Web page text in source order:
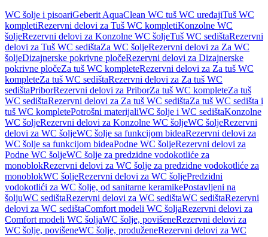
WC šolje i pisoariGeberit AquaClean WC tuš WC uređajiTuš WC
kompletiRezervni delovi za Tuš WC kompletiKonzolne WC
šoljeRezervni delovi za Konzolne WC šoljeTuš WC sedištaRezervni
delovi za Tuš WC sedištaZa WC šoljeRezervni delovi za Za WC
šoljeDizajnerske pokrivne pločeRezervni delovi za Dizajnerske
pokrivne pločeZa tuš WC kompleteRezervni delovi za Za tuš WC
kompleteZa tuš WC sedištaRezervni delovi za Za tuš WC
sedištaPriborRezervni delovi za PriborZa tuš WC kompleteZa tuš
WC sedištaRezervni delovi za Za tuš WC sedištaZa tuš WC sedišta i
tuš WC kompletePotrošni materijaliWC šolje i WC sedištaKonzolne
WC šoljeRezervni delovi za Konzolne WC šoljeWC šoljeRezervni
delovi za WC šoljeWC šolje sa funkcijom bideaRezervni delovi za
WC šolje sa funkcijom bideaPodne WC šoljeRezervni delovi za
Podne WC šoljeWC šolje za predzidne vodokotliće za
monoblokRezervni delovi za WC šolje za predzidne vodokotliće za
monoblokWC šoljeRezervni delovi za WC šoljePredzidni
vodokotlići za WC šolje, od sanitarne keramikePostavljeni na
šoljuWC sedištaRezervni delovi za WC sedištaWC sedištaRezervni
delovi za WC sedištaComfort modeli WC šoljaRezervni delovi za
Comfort modeli WC šoljaWC šolje, povišeneRezervni delovi za
WC šolje, povišeneWC šolje, produženeRezervni delovi za WC